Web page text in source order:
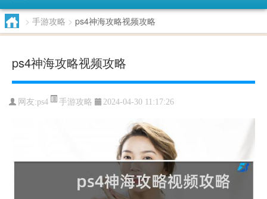
> 手游攻略 > ps4神海攻略视频攻略
ps4神海攻略视频攻略
网友:ps4 手游攻略 2024-04-30 11:17:26